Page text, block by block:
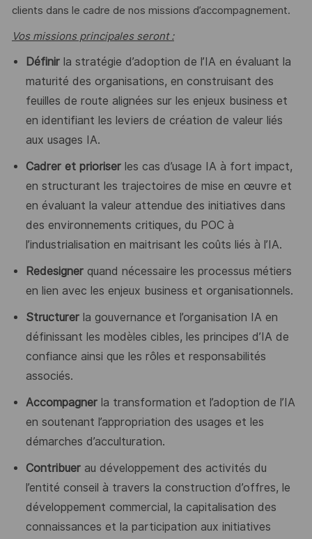
clients dans le cadre de nos missions d’accompagnement.
Vos missions principales seront :
Définir la stratégie d’adoption de l’IA en évaluant la
maturité des organisations, en construisant des
feuilles de route alignées sur les enjeux business et
en identifiant les leviers de création de valeur liés
aux usages IA.
Cadrer et prioriser les cas d’usage IA à fort impact,
en structurant les trajectoires de mise en œuvre et
en évaluant la valeur attendue des initiatives dans
des environnements critiques, du POC à
l’industrialisation en maitrisant les coûts liés à l’IA.
Redesigner quand nécessaire les processus métiers
en lien avec les enjeux business et organisationnels.
Structurer la gouvernance et l’organisation IA en
définissant les modèles cibles, les principes d’IA de
confiance ainsi que les rôles et responsabilités
associés.
Accompagner la transformation et l’adoption de l’IA
en soutenant l’appropriation des usages et les
démarches d’acculturation.
Contribuer au développement des activités du
l’entité conseil à travers la construction d’offres, le
développement commercial, la capitalisation des
connaissances et la participation aux initiatives